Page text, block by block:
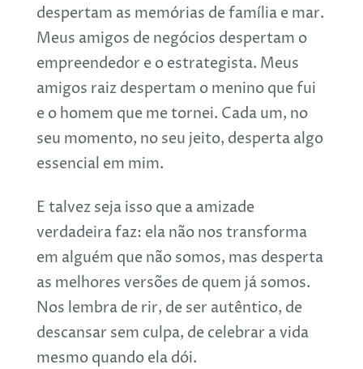
despertam as memórias de família e mar.
Meus amigos de negócios despertam o
empreendedor e o estrategista. Meus
amigos raiz despertam o menino que fui
e o homem que me tornei. Cada um, no
seu momento, no seu jeito, desperta algo
essencial em mim.
E talvez seja isso que a amizade
verdadeira faz: ela não nos transforma
em alguém que não somos, mas desperta
as melhores versões de quem já somos.
Nos lembra de rir, de ser autêntico, de
descansar sem culpa, de celebrar a vida
mesmo quando ela dói.